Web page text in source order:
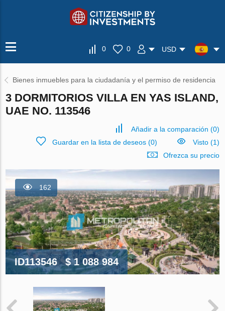
0 0 USD
Bienes inmuebles para la ciudadanía y el permiso de residencia
3 DORMITORIOS VILLA EN YAS ISLAND,
UAE NO. 113546
Añadir a la comparación (0)
Guardar en la lista de deseos(0)
Visto (1)
Ofrezca su precio
162
ID113546 $ 1 088 984